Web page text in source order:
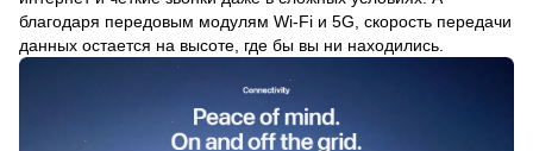
благодаря передовым модулям Wi-Fi и 5G, скорость передачи
данных остается на высоте, где бы вы ни находились.